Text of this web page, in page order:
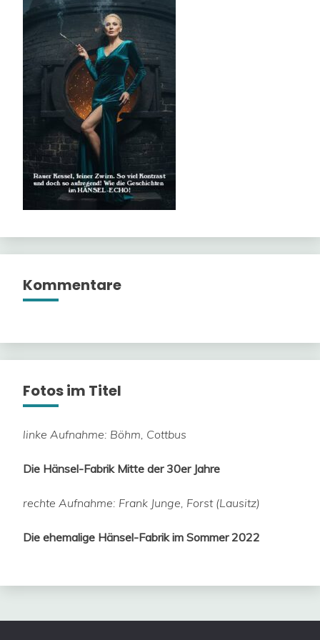
Kommentare
Fotos im Titel
linke Aufnahme: Böhm, Cottbus
Die Hänsel-Fabrik Mitte der 30er Jahre
rechte Aufnahme: Frank Junge, Forst (Lausitz)
Die ehemalige Hänsel-Fabrik im Sommer 2022